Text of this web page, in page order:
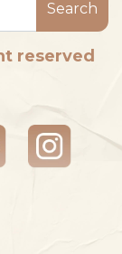
Search
reserved